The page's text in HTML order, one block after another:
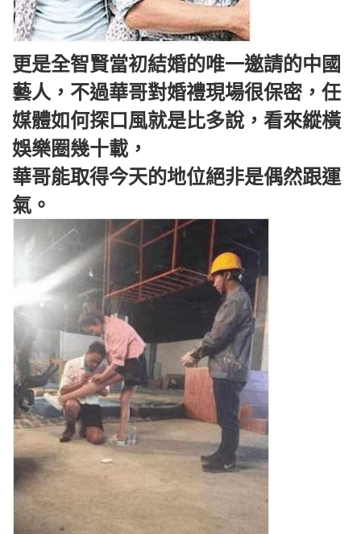
更是全智賢當初結婚的唯一邀請的中國
藝人，不過華哥對婚禮現場很保密，任
媒體如何探口風就是比多說，看來縱橫
娛樂圈幾十載，
華哥能取得今天的地位絕非是偶然跟運
氣。